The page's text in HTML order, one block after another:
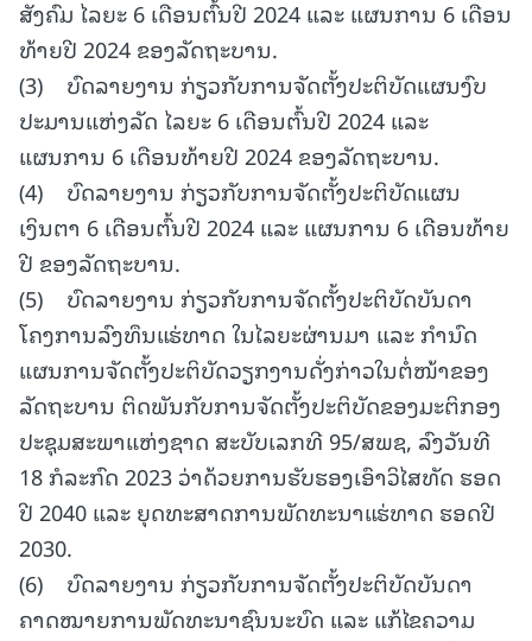
ສັງຄົມ ໄລຍະ 6 ເດືອນຕົ້ນປີ 2024 ແລະ ແຜນການ 6 ເດືອນ
ທ້າຍປີ 2024 ຂອງລັດຖະບານ.
(3) ບົດລາຍງານ ກ່ຽວກັບການຈັດຕັ້ງປະຕິບັດແຜນງົບ
ປະມານແຫ່ງລັດ ໄລຍະ 6 ເດືອນຕົ້ນປີ 2024 ແລະ
ແຜນການ 6 ເດືອນທ້າຍປີ 2024 ຂອງລັດຖະບານ.
(4) ບົດລາຍງານ ກ່ຽວກັບການຈັດຕັ້ງປະຕິບັດແຜນ
ເງິນຕາ 6 ເດືອນຕົ້ນປີ 2024 ແລະ ແຜນການ 6 ເດືອນທ້າຍ
ປີ ຂອງລັດຖະບານ.
(5) ບົດລາຍງານ ກ່ຽວກັບການຈັດຕັ້ງປະຕິບັດບັນດາ
ໂຄງການລົງທຶນແຮ່ທາດ ໃນໄລຍະຜ່ານມາ ແລະ ກຳນົດ
ແຜນການຈັດຕັ້ງປະຕິບັດວຽກງານດັ່ງກ່າວໃນຕໍ່ໜ້າຂອງ
ລັດຖະບານ ຕິດພັນກັບການຈັດຕັ້ງປະຕິບັດຂອງມະຕິກອງ
ປະຊຸມສະພາແຫ່ງຊາດ ສະບັບເລກທີ 95/ສພຊ, ລົງວັນທີ
18 ກໍລະກົດ 2023 ວ່າດ້ວຍການຮັບຮອງເອົາວິໄສທັດ ຮອດ
ປີ 2040 ແລະ ຍຸດທະສາດການພັດທະນາແຮ່ທາດ ຮອດປີ
2030.
(6) ບົດລາຍງານ ກ່ຽວກັບການຈັດຕັ້ງປະຕິບັດບັນດາ
ຄາດໝາຍການພັດທະນາຊົນນະບົດ ແລະ ແກ້ໄຂຄວາມ